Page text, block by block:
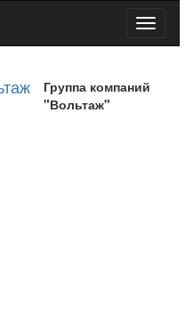
Toggle
Группа компаний
"Вольтаж"